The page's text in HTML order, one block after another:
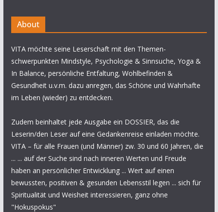
About
VITA möchte seine Leserschaft mit den Themen-
schwerpunkten Mindstyle, Psychologie & Sinnsuche, Yoga &
In Balance, persönliche Entfaltung, Wohlbefinden &
Gesundheit u.v.m. dazu anregen, das Schöne und Wahrhafte
im Leben (wieder) zu entdecken.
Zudem beinhaltet jede Ausgabe ein DOSSIER, das die
Leserin/den Leser auf eine Gedankenreise einladen möchte.
VITA – für alle Frauen (und Männer) zw. 30 und 60 Jahren, die
... ... auf der Suche sind nach inneren Werten und Freude
haben an persönlicher Entwicklung ... Wert auf einen
bewussten, positiven & gesunden Lebensstil legen ... sich für
Spiritualität und Weisheit interessieren, ganz ohne
"Hokuspokus"